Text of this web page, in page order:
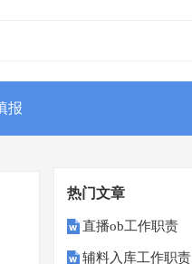
报
热门文章
直播ob工作职责
辅料入库工作职责